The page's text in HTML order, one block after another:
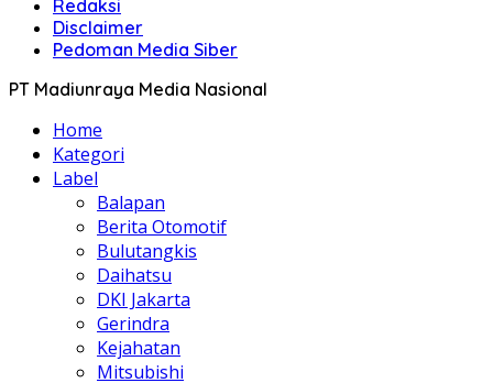
Redaksi
Disclaimer
Pedoman Media Siber
PT Madiunraya Media Nasional
Home
Kategori
Label
Balapan
Berita Otomotif
Bulutangkis
Daihatsu
DKI Jakarta
Gerindra
Kejahatan
Mitsubishi